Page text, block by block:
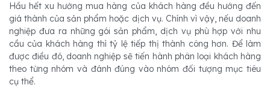
Hầu hết xu hướng mua hàng của khách hàng đều hướng đến
giá thành của sản phẩm hoặc dịch vụ. Chính vì vậy, nếu doanh
nghiệp đưa ra những gói sản phẩm, dịch vụ phù hợp với nhu
cầu của khách hàng thì tỷ lệ tiếp thị thành công hơn. Để làm
được điều đó, doanh nghiệp sẽ tiến hành phân loại khách hàng
theo từng nhóm và đánh đúng vào nhóm đối tượng mục tiêu
cụ thể.